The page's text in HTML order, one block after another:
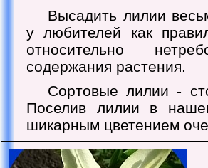
Высадить лилии
у любителей как
относительно
содержания растения.
Сортовые лилии -
Поселив лилии в
шикарным цветением